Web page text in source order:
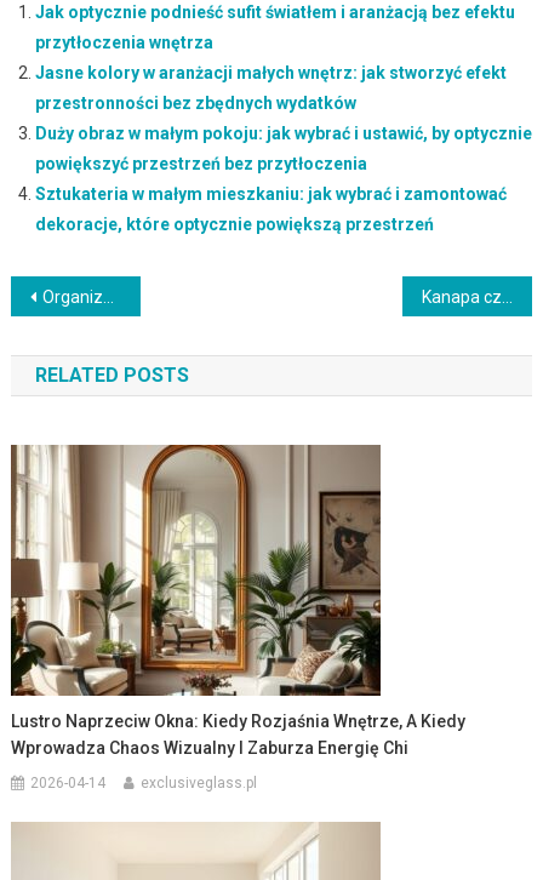
Jak optycznie podnieść sufit światłem i aranżacją bez efektu
przytłoczenia wnętrza
Jasne kolory w aranżacji małych wnętrz: jak stworzyć efekt
przestronności bez zbędnych wydatków
Duży obraz w małym pokoju: jak wybrać i ustawić, by optycznie
powiększyć przestrzeń bez przytłoczenia
Sztukateria w małym mieszkaniu: jak wybrać i zamontować
dekoracje, które optycznie powiększą przestrzeń
Nawigacja
wpisu
Organizer na biurko DIY: jak stworzyć praktyczny i estetyczny porządek krok po kroku
RELATED POSTS
Lustro Naprzeciw Okna: Kiedy Rozjaśnia Wnętrze, A Kiedy
Wprowadza Chaos Wizualny I Zaburza Energię Chi
2026-04-14 exclusiveglass.pl